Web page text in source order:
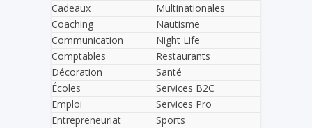
Cadeaux
Coaching
Communication
Comptables
Décoration
Écoles
Emploi
Entrepreneuriat
Multinationales
Nautisme
Night Life
Restaurants
Santé
Services B2C
Services Pro
Sports